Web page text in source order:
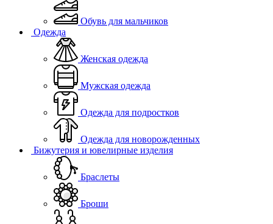
Обувь для мальчиков
Одежда
Женская одежда
Мужская одежда
Одежда для подростков
Одежда для новорожденных
Бижутерия и ювелирные изделия
Браслеты
Броши